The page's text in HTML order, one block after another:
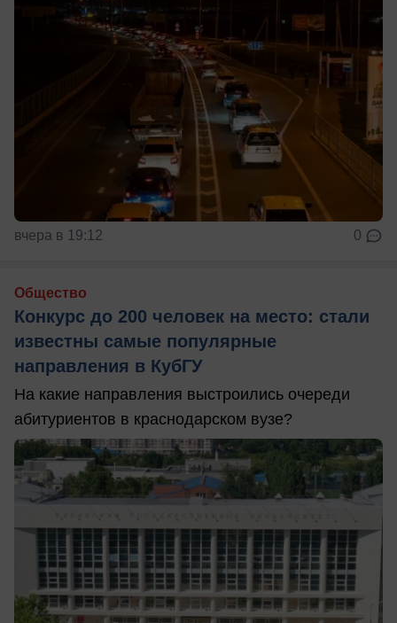
вчера в 19:12 0
Общество
Конкурс до 200 человек на место: стали
известны самые популярные
направления в КубГУ
На какие направления выстроились очереди
абитуриентов в краснодарском вузе?